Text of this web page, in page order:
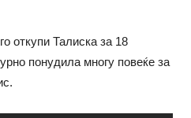
откупи Талиска за 18
понудила многу повеќе за